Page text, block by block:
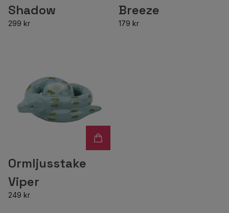
Shadow
299 kr
Breeze
179 kr
Ormljusstake
Viper
249 kr